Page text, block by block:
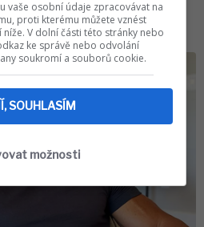
vaše osobní údaje zpracovávat na
proti kterému můžete vznést
V dolní části této stránky nebo
ke správě nebo odvolání
soukromí a souborů cookie.
SOUHLASÍM
možnosti